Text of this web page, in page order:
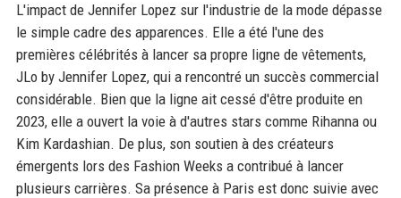
L'impact de Jennifer Lopez sur l'industrie de la mode dépasse
le simple cadre des apparences. Elle a été l'une des
premières célébrités à lancer sa propre ligne de vêtements,
JLo by Jennifer Lopez, qui a rencontré un succès commercial
considérable. Bien que la ligne ait cessé d'être produite en
2023, elle a ouvert la voie à d'autres stars comme Rihanna ou
Kim Kardashian. De plus, son soutien à des créateurs
émergents lors des Fashion Weeks a contribué à lancer
plusieurs carrières. Sa présence à Paris est donc suivie avec